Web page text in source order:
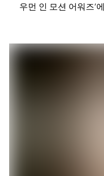
우먼 인 모션 어워즈’